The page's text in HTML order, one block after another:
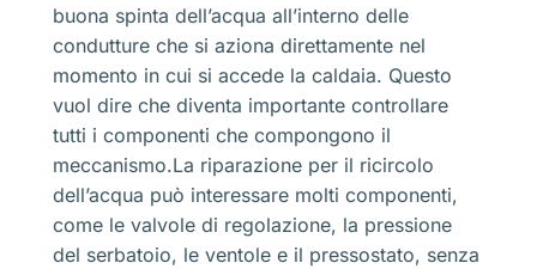
buona spinta dell’acqua all’interno delle
condutture che si aziona direttamente nel
momento in cui si accede la caldaia. Questo
vuol dire che diventa importante controllare
tutti i componenti che compongono il
meccanismo.La riparazione per il ricircolo
dell’acqua può interessare molti componenti,
come le valvole di regolazione, la pressione
del serbatoio, le ventole e il pressostato, senza